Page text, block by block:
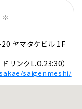
ヤマタケビル 1F
リンクL.O.23:30）
saigenmeshi/